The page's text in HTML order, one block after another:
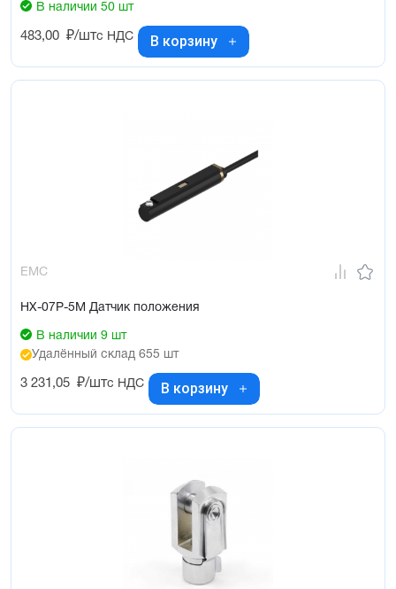
В наличии 50 шт
483,00 ₽/штс НДС В корзину
EMC
HX-07P-5M Датчик положения
В наличии 9 шт
Удалённый склад 655 шт
3 231,05 ₽/штс НДС В корзину